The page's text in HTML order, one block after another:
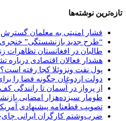
تازه‌ترین نوشته‌ها
فشار امنیتی به معلمان گسترش
“طرح جدید بازنشستگی”
طالبان در افغانستان تظاهرات
هشدار فعالان اقتصادی درباره
پول نفت ونزوئلا کجا رفته است؟
دولت اردوغان چگونه فضا را
از پرواز در آسمان تا رانندگی کف خیابان؛ ۴۰۰ مهماندار هواپیما در
طومار سیزده‌هزار امضایی
تصویب قطعنامه پیشنهادی
ضرب‌وشتم کارگران ایرانی